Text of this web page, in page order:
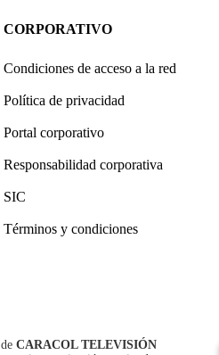
CORPORATIVO
Condiciones de acceso a la red
Política de privacidad
Portal corporativo
Responsabilidad corporativa
SIC
Términos y condiciones
de CARACOL TELEVISIÓN